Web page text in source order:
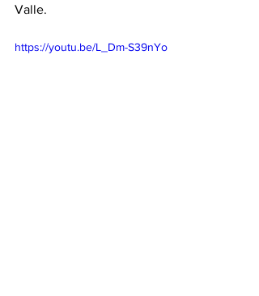
Valle.
https://youtu.be/L_Dm-S39nYo